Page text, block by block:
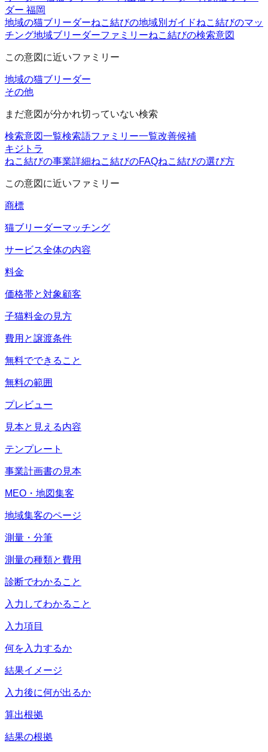
ダー 福岡
地域の猫ブリーダーねこ結びの地域別ガイドねこ結びのマッ
チング地域ブリーダーファミリーねこ結びの検索意図
この意図に近いファミリー
地域の猫ブリーダー
その他
まだ意図が分かれ切っていない検索
検索意図一覧検索語ファミリー一覧改善候補
キジトラ
ねこ結びの事業詳細ねこ結びのFAQねこ結びの選び方
この意図に近いファミリー
商標
猫ブリーダーマッチング
サービス全体の内容
料金
価格帯と対象顧客
子猫料金の見方
費用と譲渡条件
無料でできること
無料の範囲
プレビュー
見本と見える内容
テンプレート
事業計画書の見本
MEO・地図集客
地域集客のページ
測量・分筆
測量の種類と費用
診断でわかること
入力してわかること
入力項目
何を入力するか
結果イメージ
入力後に何が出るか
算出根拠
結果の根拠